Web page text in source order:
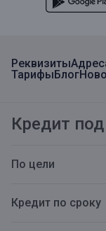
Реквизиты
ТарифыБлог
Кредит
По цели
Кредит по сроку